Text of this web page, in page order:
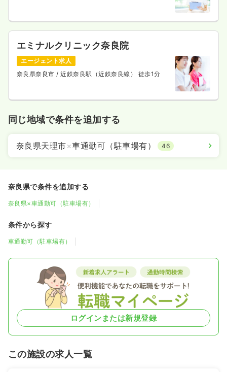
エミナルクリニック奈良院
エージェント求人
奈良県奈良市/ 近鉄奈良駅（近鉄奈良線） 徒歩1分
同じ地域で条件を追加する
奈良県天理市×車通勤可（駐車場有） 46
奈良県で条件を追加する
奈良県×車通勤可（駐車場有）
条件から探す
車通勤可（駐車場有）
ログインまたは新規登録
この施設の求人一覧